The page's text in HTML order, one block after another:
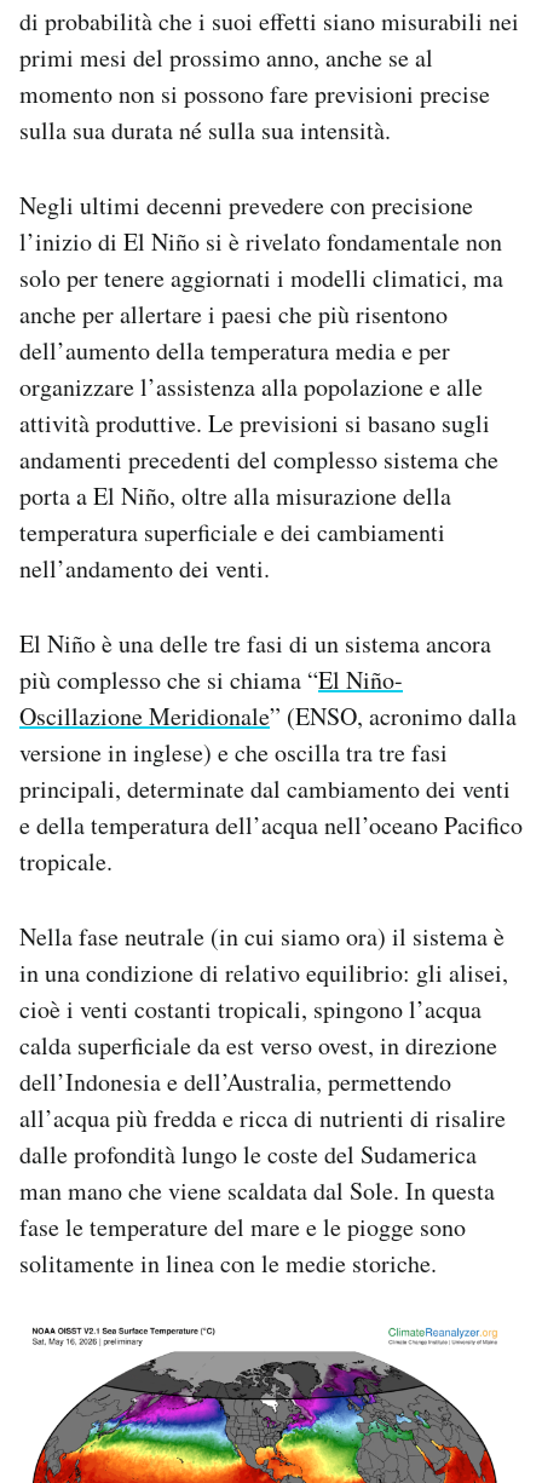
di probabilità che i suoi effetti siano misurabili nei
primi mesi del prossimo anno, anche se al
momento non si possono fare previsioni precise
sulla sua durata né sulla sua intensità.
Negli ultimi decenni prevedere con precisione
l’inizio di El Niño si è rivelato fondamentale non
solo per tenere aggiornati i modelli climatici, ma
anche per allertare i paesi che più risentono
dell’aumento della temperatura media e per
organizzare l’assistenza alla popolazione e alle
attività produttive. Le previsioni si basano sugli
andamenti precedenti del complesso sistema che
porta a El Niño, oltre alla misurazione della
temperatura superficiale e dei cambiamenti
nell’andamento dei venti.
El Niño è una delle tre fasi di un sistema ancora
più complesso che si chiama “El Niño-
Oscillazione Meridionale” (ENSO, acronimo dalla
versione in inglese) e che oscilla tra tre fasi
principali, determinate dal cambiamento dei venti
e della temperatura dell’acqua nell’oceano Pacifico
tropicale.
Nella fase neutrale (in cui siamo ora) il sistema è
in una condizione di relativo equilibrio: gli alisei,
cioè i venti costanti tropicali, spingono l’acqua
calda superficiale da est verso ovest, in direzione
dell’Indonesia e dell’Australia, permettendo
all’acqua più fredda e ricca di nutrienti di risalire
dalle profondità lungo le coste del Sudamerica
man mano che viene scaldata dal Sole. In questa
fase le temperature del mare e le piogge sono
solitamente in linea con le medie storiche.